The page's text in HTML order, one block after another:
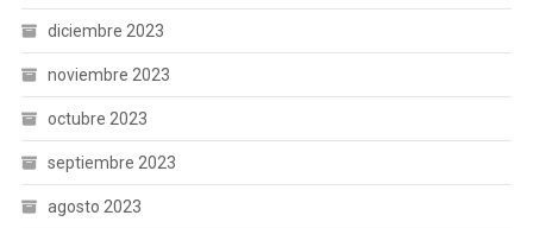
diciembre 2023
noviembre 2023
octubre 2023
septiembre 2023
agosto 2023